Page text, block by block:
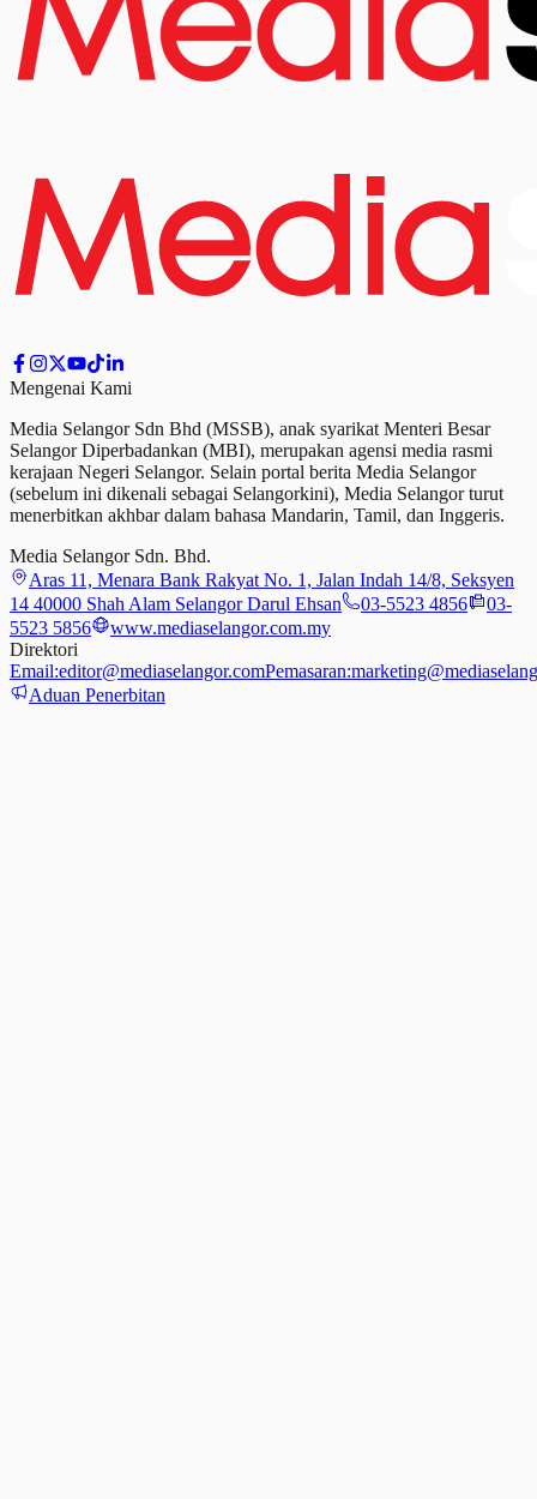
Mengenai Kami
Media Selangor Sdn Bhd (MSSB), anak syarikat Menteri Besar
Selangor Diperbadankan (MBI), merupakan agensi media rasmi
kerajaan Negeri Selangor. Selain portal berita Media Selangor
(sebelum ini dikenali sebagai Selangorkini), Media Selangor turut
menerbitkan akhbar dalam bahasa Mandarin, Tamil, dan Inggeris.
Media Selangor Sdn. Bhd.
Aras 11, Menara Bank Rakyat No. 1, Jalan Indah 14/8, Seksyen
14 40000 Shah Alam Selangor Darul Ehsan
03-5523 4856
03-
5523 5856
www.mediaselangor.com.my
Direktori
Email:editor@mediaselangor.comPemasaran:
Aduan Penerbitan